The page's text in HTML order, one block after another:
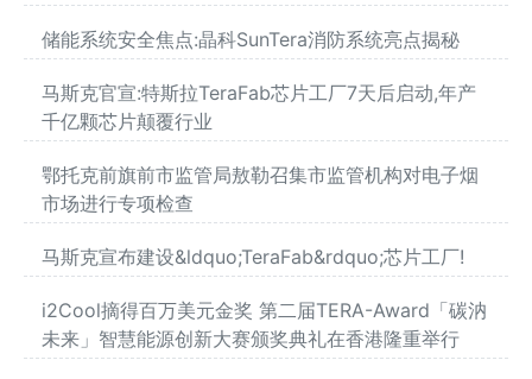
储能系统安全焦点:晶科SunTera消防系统亮点揭秘
马斯克官宣:特斯拉TeraFab芯片工厂7天后启动,年产
千亿颗芯片颠覆行业
鄂托克前旗前市监管局敖勒召集市监管机构对电子烟
市场进行专项检查
马斯克宣布建设&ldquo;TeraFab&rdquo;芯片工厂!
i2Cool摘得百万美元金奖 第二届TERA-Award「碳汭
未来」智慧能源创新大赛颁奖典礼在香港隆重举行